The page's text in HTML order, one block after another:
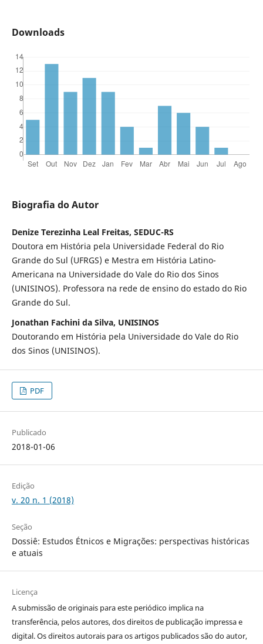
Downloads
Biografia do Autor
Denize Terezinha Leal Freitas, SEDUC-RS
Doutora em História pela Universidade Federal do Rio
Grande do Sul (UFRGS) e Mestra em História Latino-
Americana na Universidade do Vale do Rio dos Sinos
(UNISINOS). Professora na rede de ensino do estado do Rio
Grande do Sul.
Jonathan Fachini da Silva, UNISINOS
Doutorando em História pela Universidade do Vale do Rio
dos Sinos (UNISINOS).
PDF
Publicado
2018-01-06
Edição
v. 20 n. 1 (2018)
Seção
Dossiê: Estudos Étnicos e Migrações: perspectivas históricas
e atuais
Licença
A submissão de originais para este periódico implica na
transferência, pelos autores, dos direitos de publicação impressa e
digital. Os direitos autorais para os artigos publicados são do autor,